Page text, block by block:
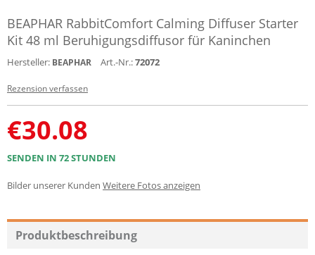
BEAPHAR RabbitComfort Calming Diffuser Starter
Kit 48 ml Beruhigungsdiffusor für Kaninchen
Hersteller: BEAPHAR Art.-Nr.:72072
Rezension verfassen
€30.08
SENDEN IN 72 STUNDEN
Bilder unserer Kunden Weitere Fotos anzeigen
Produktbeschreibung